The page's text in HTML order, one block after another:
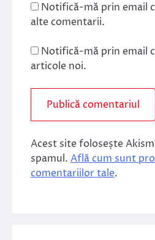
Notifică-mă prin email
alte comentarii.
Notifică-mă prin email
articole noi.
Acest site folosește
spamul. Află cum sunt
comentariilor tale.